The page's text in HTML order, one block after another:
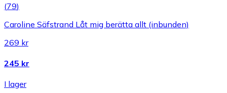
(79)
Caroline Säfstrand Låt mig berätta allt (inbunden)
269 kr
245 kr
I lager